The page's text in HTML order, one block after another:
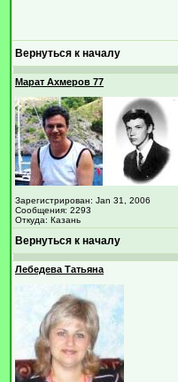
Вернуться к началу
Марат Ахмеров 77
Зарегистрирован: Jan 31, 2006
Сообщения: 2293
Откуда: Казань
Вернуться к началу
Лебедева Татьяна